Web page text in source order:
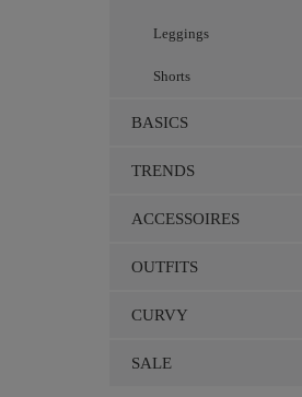
Leggings
Shorts
BASICS
TRENDS
ACCESSOIRES
OUTFITS
CURVY
SALE